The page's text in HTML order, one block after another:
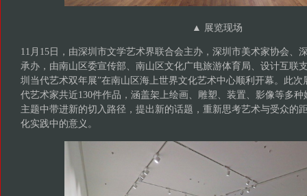
▲ 展览现场
11月15日，由深圳市文学艺术界联合会主办，深圳市美术家协会、
承办，由南山区委宣传部、南山区文化广电旅游体育局、设计互联
圳当代艺术双年展”在南山区海上世界文化艺术中心顺利开幕。此次
代艺术家共近130件作品，涵盖架上绘画、雕塑、装置、影像等多
主题中带进新的切入路径，提出新的话题，重新思考艺术与受众的
化实践中的意义。